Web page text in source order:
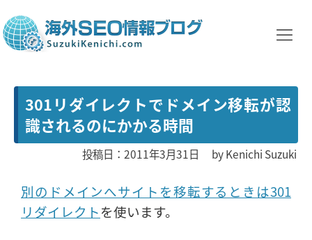
301リダイレクトでドメイン移転が認
識されるのにかかる時間
投稿日：2011年3月31日 byKenichi Suzuki
別のドメインへサイトを移転するときは301
リダイレクトを使います。